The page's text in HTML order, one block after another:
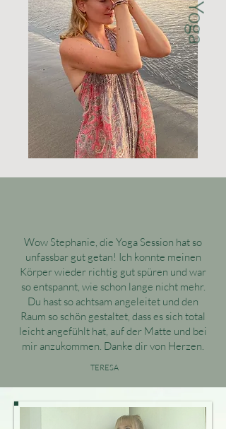
Yoga
Wow Stephanie, die Yoga Session hat so
unfassbar gut getan! Ich konnte meinen
Körper wieder richtig gut spüren und war
so entspannt, wie schon lange nicht mehr.
Du hast so achtsam angeleitet und den
Raum so schön gestaltet, dass es sich total
leicht angefühlt hat, auf der Matte und bei
mir anzukommen. Danke dir von Herzen.
TERESA